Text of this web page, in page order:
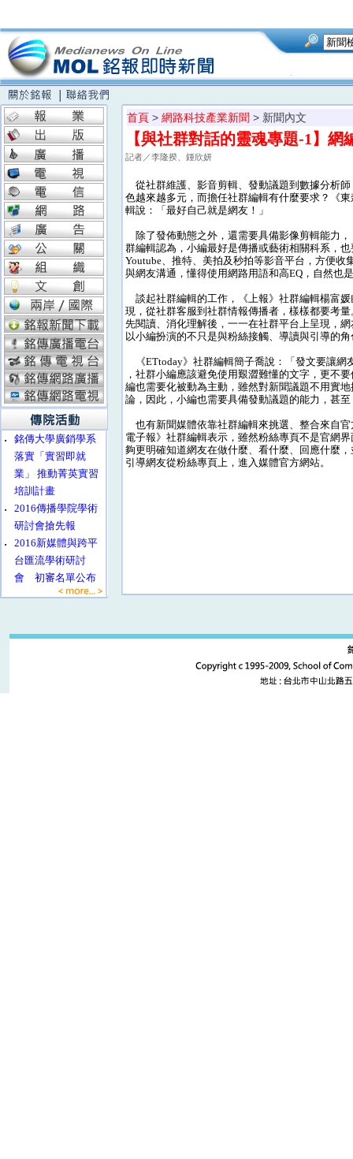
‧
銘傳大學廣銷學系
落實「實習即就
業」 推動菁英實習
培訓計畫
‧
2016傳播學院學術
研討會搶先報
‧
2016新媒體與跨平
台匯流學術研討
會 初審名單公布
首頁 > 網路科技產業新聞 > 新聞內文
【與社群對話的靈魂專題-1】
記者／李隆揆、鍾欣妍
從社群維護、影音剪輯、發動議題到數據分析
色越來越多元，而擔任社群編輯有什麼要求？《
輯說：「最好自己就是網友！」
除了發佈動態之外，還需要具備影像剪輯能力
群編輯認為，小編最好是傳播或藝術相關科系，
Youtube、推特、美拍及秒拍等影音平台，方便收
與網友溝通，懂得使用網路用語和高EQ，自然也
談起社群編輯的工作，《上報》社群編輯楊富
現，從社群客服到社群情報傳播者，樣樣都要考
先閱讀、消化理解後，一一在社群平台上呈現，
以小編扮演的不只是與粉絲接觸、導讀與引導的
《ETtoday》社群編輯簡子喬說：「發文要讓網
，社群小編應該避免使用艱澀難懂的文字，更不
編也需要化被動為主動，雖然對新聞議題不用實
論，因此，小編也需要具備發動議題的能力，甚
也有新聞媒體依靠社群編輯來挑選、整合來自
電子報》社群編輯表示，雖然粉絲專頁不是官網
夠更明確知道網友在做什麼、看什麼、回應什麼
引導網友從粉絲專頁上，進入媒體官方網站。